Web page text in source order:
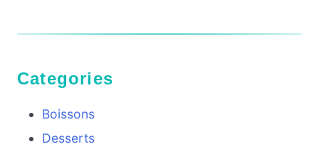
Categories
Boissons
Desserts